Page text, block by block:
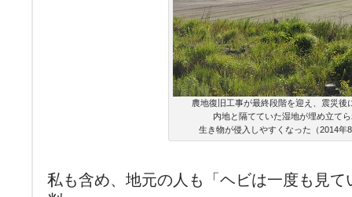
農地復旧工事が最終段階を迎え、震災後
内地と隔てていた湿地が埋め立て
生き物が侵入しやすくなった（2014年
私も含め、地元の人も「ヘビは一度も見